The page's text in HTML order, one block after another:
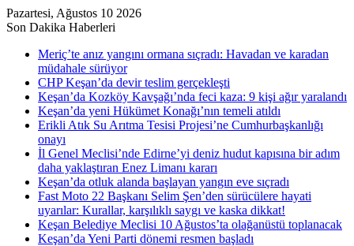
Pazartesi, Ağustos 10 2026
Son Dakika Haberleri
Meriç’te anız yangını ormana sıçradı: Havadan ve karadan
müdahale sürüyor
CHP Keşan’da devir teslim gerçekleşti
Keşan’da Kozköy Kavşağı’nda feci kaza: 9 kişi ağır yaralandı
Keşan’da yeni Hükümet Konağı’nın temeli atıldı
Erikli Atık Su Arıtma Tesisi Projesi’ne Cumhurbaşkanlığı
onayı
İl Genel Meclisi’nde Edirne’yi deniz hudut kapısına bir adım
daha yaklaştıran Enez Limanı kararı
Keşan’da otluk alanda başlayan yangın eve sıçradı
Fast Moto 22 Başkanı Selim Şen’den sürücülere hayati
uyarılar: Kurallar, karşılıklı saygı ve kaska dikkat!
Keşan Belediye Meclisi 10 Ağustos’ta olağanüstü toplanacak
Keşan’da Yeni Parti dönemi resmen başladı